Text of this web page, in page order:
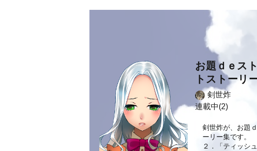
お題ｄｅ
トストーリ
剣世炸
連載中(2)
剣世炸が、お題
ーリー集です。
２．「ティッシ